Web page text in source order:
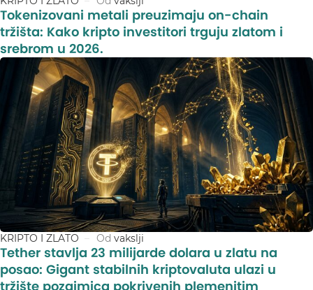
Tokenizovani metali preuzimaju on-chain
tržišta: Kako kripto investitori trguju zlatom i
srebrom u 2026.
KRIPTO I ZLATO Od vakslji
Tether stavlja 23 milijarde dolara u zlatu na
posao: Gigant stabilnih kriptovaluta ulazi u
tržište pozajmica pokrivenih plemenitim